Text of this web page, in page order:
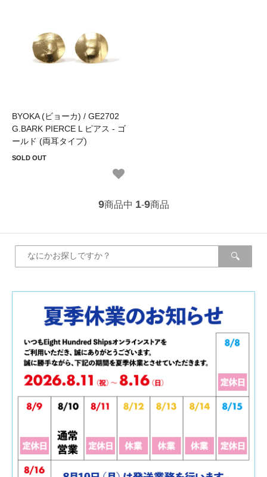
BYOKA (ビョーカ) / GE2702
G.BARK PIERCE L ピアス - ゴ
ールド (両耳タイプ)
SOLD OUT
9商品中 1-9商品